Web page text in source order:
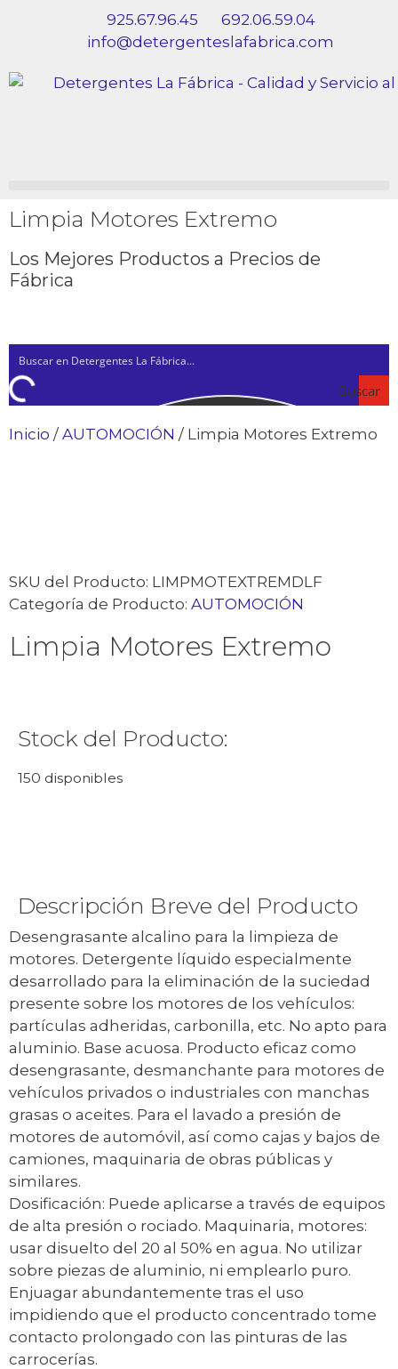
925.67.96.45
692.06.59.04
info@detergenteslafabrica.com
Limpia Motores Extremo
Los Mejores Productos a Precios de
Fábrica
Buscar
Inicio / AUTOMOCIÓN / Limpia Motores Extremo
SKU del Producto: LIMPMOTEXTREMDLF
Categoría de Producto: AUTOMOCIÓN
Limpia Motores Extremo
Stock del Producto:
150 disponibles
Descripción Breve del Producto
Desengrasante alcalino para la limpieza de
motores. Detergente líquido especialmente
desarrollado para la eliminación de la suciedad
presente sobre los motores de los vehículos:
partículas adheridas, carbonilla, etc. No apto para
aluminio. Base acuosa. Producto eficaz como
desengrasante, desmanchante para motores de
vehículos privados o industriales con manchas
grasas o aceites. Para el lavado a presión de
motores de automóvil, así como cajas y bajos de
camiones, maquinaria de obras públicas y
similares.
Dosificación: Puede aplicarse a través de equipos
de alta presión o rociado. Maquinaria, motores:
usar disuelto del 20 al 50% en agua. No utilizar
sobre piezas de aluminio, ni emplearlo puro.
Enjuagar abundantemente tras el uso
impidiendo que el producto concentrado tome
contacto prolongado con las pinturas de las
carrocerías.